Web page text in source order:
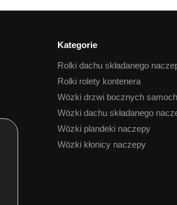
Kategorie
Rolki dachu składanego
Rolki rolety kontenera
Wózki drzwi bocznych
Wózki dachu składanego
Wózki plandeki naczepy
Wózki kłonicy naczepy